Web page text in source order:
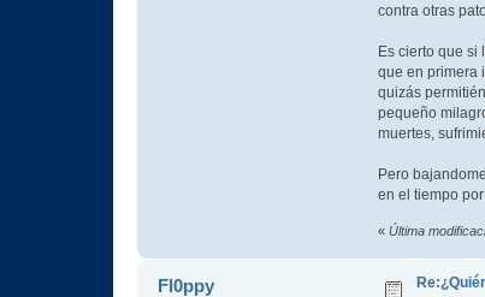
contra otras
Es cierto que si
que en primera
quizás
pequeño
muertes,
Pero
en el tiempo
« Última
Fl0ppy